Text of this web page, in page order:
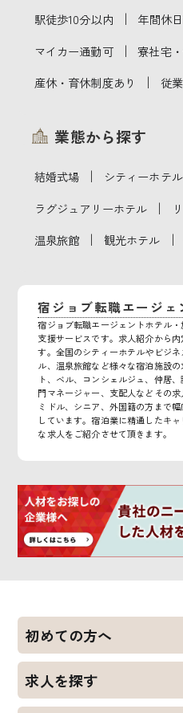
駅徒歩10分以内 ｜ 年間休
マイカー通勤可 ｜ 寮社宅
産休・育休制度あり ｜ 従
業態から探す
結婚式場 ｜ シティーホテル
ラグジュアリーホテル ｜
温泉旅館 ｜ 観光ホテル ｜
宿ジョブ転職エージェ
宿ジョブ転職エージェントホテル
支援サービスです。求人紹介から
す。全国のシティーホテルやビジ
ル、温泉旅館など様々な宿泊施設
ト、ベル、コンシェルジュ、仲居
門マネージャー、支配人などその求
ミドル、シニア、外国籍の方まで
しています。宿泊業に精通したキ
な求人をご紹介させて頂きます。
初めての方へ
求人を探す